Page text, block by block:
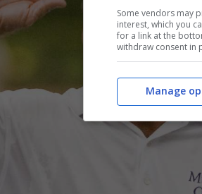
Some vendors may
interest, which you
for a link at the
withdraw consent in
Manage